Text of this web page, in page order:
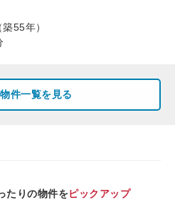
55年）
件一覧を見る
たりの物件をピックアップ